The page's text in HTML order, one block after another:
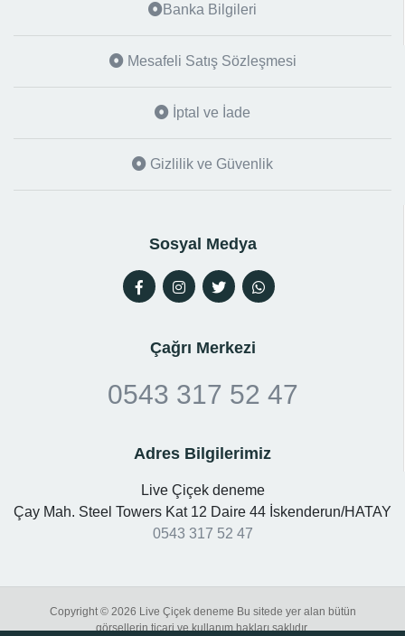
Banka Bilgileri
Mesafeli Satış Sözleşmesi
İptal ve İade
Gizlilik ve Güvenlik
Sosyal Medya
Çağrı Merkezi
0543 317 52 47
Adres Bilgilerimiz
Live Çiçek deneme
Çay Mah. Steel Towers Kat 12 Daire 44 İskenderun/HATAY
0543 317 52 47
Copyright © 2026 Live Çiçek deneme Bu sitede yer alan bütün
görsellerin ticari ve kullanım hakları saklıdır.